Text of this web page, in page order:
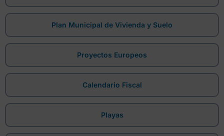
Plan Municipal de Vivienda y Suelo
Proyectos Europeos
Calendario Fiscal
Playas